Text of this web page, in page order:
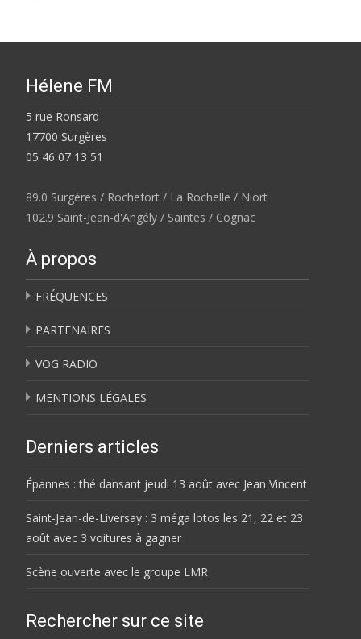
Hélene FM
5 rue Ronsard
17700 Surgères
05 46 07 13 51
89.0 Surgères / Rochefort / La Rochelle / Niort
102.9 Saint-Jean-d'Angély / Saintes / Cognac
À propos
FRÉQUENCES
PARTENAIRES
VOG RADIO
MENTIONS LÉGALES
Derniers articles
Épannes : thé dansant jeudi 13 août avec Jean Vincent
Saint-Jean-de-Liversay : 3 méga lotos les 21, 22 et 23
août avec 3 voitures à gagner
Scène ouverte avec le groupe LMR
Rechercher sur ce site